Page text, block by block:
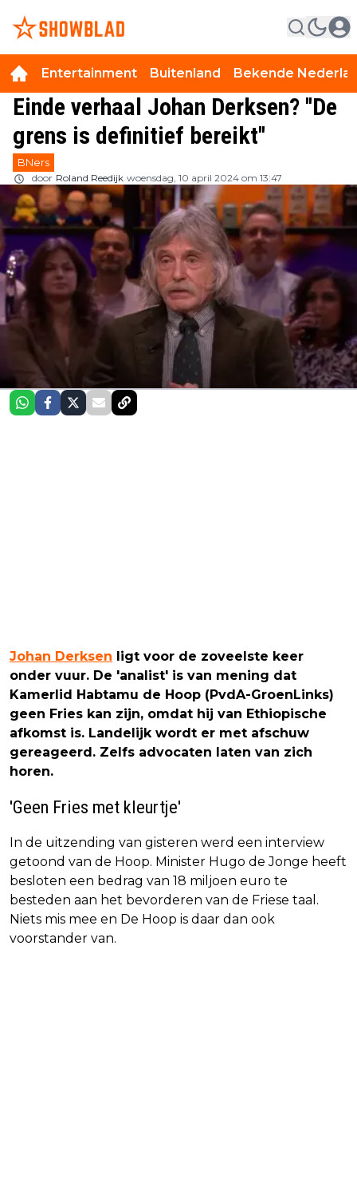
Entertainment Buitenland Bekende
Einde verhaal Johan Derksen? ''De
grens is definitief bereikt''
BNers
door Roland Reedijk woensdag, 10 april 2024 om 13:47
Johan Derksen ligt voor de zoveelste keer
onder vuur. De 'analist' is van mening dat
Kamerlid Habtamu de Hoop (PvdA-GroenLinks)
geen Fries kan zijn, omdat hij van Ethiopische
afkomst is. Landelijk wordt er met afschuw
gereageerd. Zelfs advocaten laten van zich
horen.
'Geen Fries met kleurtje'
In de uitzending van gisteren werd een interview
getoond van de Hoop. Minister Hugo de Jonge heeft
besloten een bedrag van 18 miljoen euro te
besteden aan het bevorderen van de Friese taal.
Niets mis mee en De Hoop is daar dan ook
voorstander van.